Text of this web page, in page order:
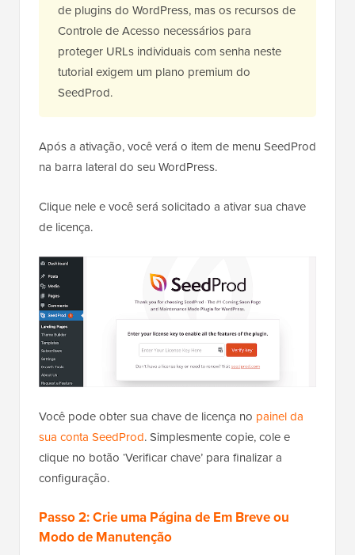
de plugins do WordPress, mas os recursos de
Controle de Acesso necessários para
proteger URLs individuais com senha neste
tutorial exigem um plano premium do
SeedProd.
Após a ativação, você verá o item de menu SeedProd
na barra lateral do seu WordPress.
Clique nele e você será solicitado a ativar sua chave
de licença.
Você pode obter sua chave de licença no painel da
sua conta SeedProd. Simplesmente copie, cole e
clique no botão ‘Verificar chave’ para finalizar a
configuração.
Passo 2: Crie uma Página de Em Breve ou
Modo de Manutenção